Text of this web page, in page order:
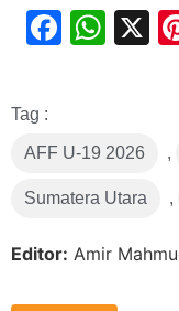
X
Tag :
AFF U-19 2026 ,
Sumatera Utara ,
Editor: Amir